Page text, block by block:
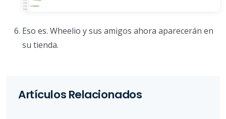
Eso es. Wheelio y sus amigos ahora aparecerán en
su tienda.
Artículos Relacionados